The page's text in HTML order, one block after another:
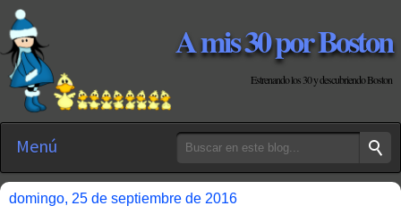
A mis 30 por Boston
Estrenando los 30 y descubriendo Boston
Menú
domingo, 25 de septiembre de 2016